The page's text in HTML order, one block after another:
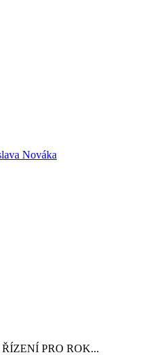
Nováka
PRO ROK...